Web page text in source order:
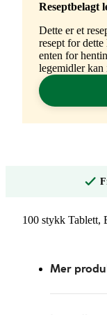
Reseptbelagt
Dette er et
resept for
enten for
legemidler kan
100 stykk Tablett,
Mer